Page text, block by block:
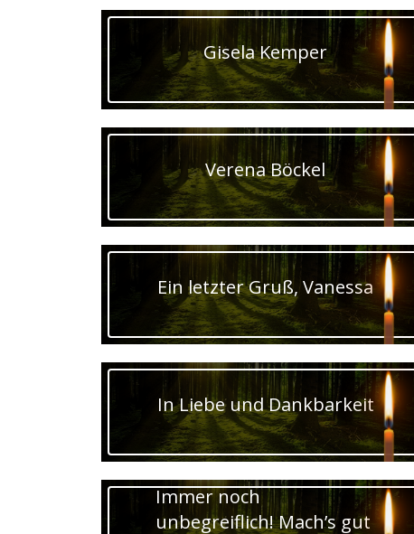
Gisela Kemper
Verena Böckel
Ein letzter Gruß, Vanessa
In Liebe und Dankbarkeit
Immer noch
unbegreiflich! Mach’s gut